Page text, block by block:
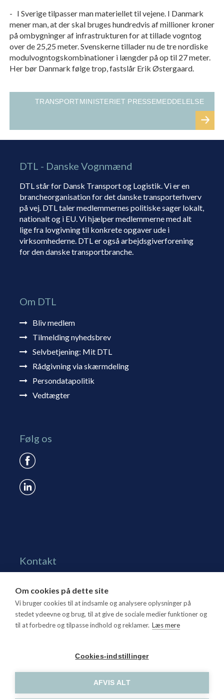
- I Sverige tilpasser man materiellet til vejene. I Danmark
mener man, at der skal bruges hundredvis af millioner kroner
på ombygninger af infrastrukturen for at tillade vogntog
over de 25,25 meter. Svenskerne tillader nu de tre nordiske
modulvogntogskombinationer i længder på op til 27 meter.
Her bør Danmark følge trop, fastslår Erik Østergaard.
TRANSPORTMINISTERIET PRESSEMEDDELELSE
DTL - Danske Vognmænd
DTL står for Dansk Transport og Logistik. Vi er en
brancheorganisation for det danske transporterhverv
på vej. DTL taler medlemmernes politiske sager lokalt,
nationalt og i EU. Vi hjælper medlemmerne med alt
lige fra lovgivning til konkrete opgaver ude i
virksomhederne. DTL er også arbejdsgiverforening
for den danske transportbranche.
Om DTL
Bliv medlem
Tilmelding nyhedsbrev
Selvbetjening: Mit DTL
Rådgivning via skærmdeling
Persondatapolitik
Vedtægter
Følg os
Kontakt
1270 Kbh. K
Tlf. 70 15 95 00
dtl@dtl.eu
Om cookies på dette site
Vi bruger cookies til at indsamle og analysere oplysninger på
stedet ydeevne og brug, til at give de sociale medier funktioner og
til at forbedre og tilpasse indhold og reklamer. Læs mere
Cookies-indstillinger
AFVIS ALT